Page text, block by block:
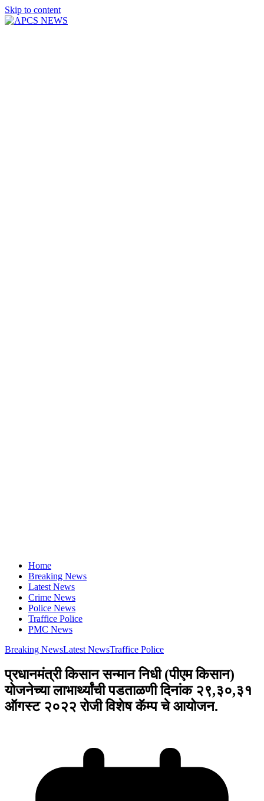
Skip to content
Home
Breaking News
Latest News
Crime News
Police News
Traffice Police
PMC News
Breaking NewsLatest NewsTraffice Police
प्रधानमंत्री किसान सन्मान निधी (पीएम किसान)
योजनेच्या लाभार्थ्यांची पडताळणी दिनांक २९,३०,३१
ऑगस्ट २०२२ रोजी विशेष कॅम्प चे आयोजन.